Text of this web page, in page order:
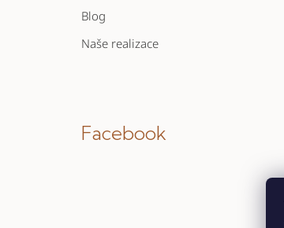
Blog
Naše realizace
Facebook